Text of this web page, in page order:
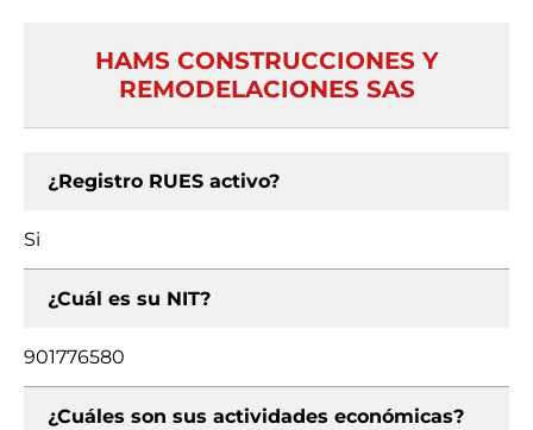
HAMS CONSTRUCCIONES Y
REMODELACIONES SAS
¿Registro RUES activo?
Si
¿Cuál es su NIT?
901776580
¿Cuáles son sus actividades económicas?